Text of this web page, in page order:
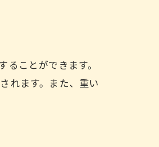
ことができます。
れます。また、重い